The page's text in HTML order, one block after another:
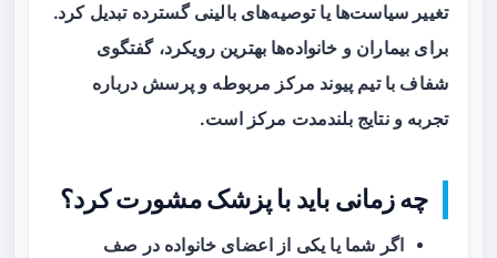
تغییر سیاست‌ها یا توصیه‌های بالینی گسترده تبدیل کرد.
برای بیماران و خانواده‌ها بهترین رویکرد، گفتگوی
شفاف با تیم پیوند مرکز مربوطه و پرسش درباره
تجربه و نتایج بلندمدت مرکز است.
چه زمانی باید با پزشک مشورت کرد؟
اگر شما یا یکی از اعضای خانواده در صف